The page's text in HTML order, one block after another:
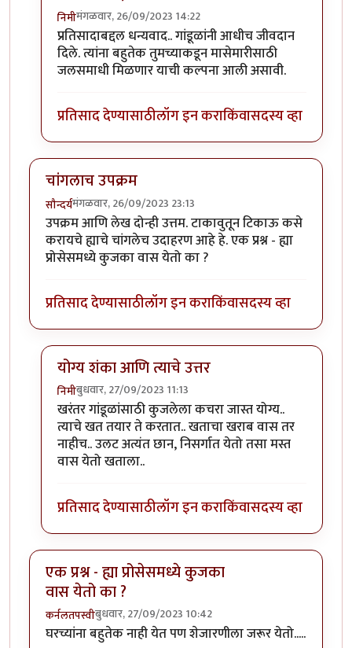
निमीमंगळवार, 26/09/2023 14:22
In reply toछान. खत प्रकल्प आवडला. आमच्याby
प्रतिसादाबद्दल धन्यवाद.. गांडूळांनी आधीच जीवदान
दिले. त्यांना बहुतेक तुमच्याकडून मासेमारीसाठी
जलसमाधी मिळणार याची कल्पना आली असावी.
प्रतिसाद देण्यासाठीलॉग इन कराकिंवासदस्य व्हा
चांगलाच उपक्रम
सौन्दर्यमंगळवार, 26/09/2023 23:13
उपक्रम आणि लेख दोन्ही उत्तम. टाकावुतून टिकाऊ कसे
करायचे ह्याचे चांगलेच उदाहरण आहे हे. एक प्रश्न - ह्या
प्रोसेसमध्ये कुजका वास येतो का ?
प्रतिसाद देण्यासाठीलॉग इन कराकिंवासदस्य व्हा
योग्य शंका आणि त्याचे उत्तर
निमीबुधवार, 27/09/2023 11:13
In reply toचांगलाच उपक्रमbyसौन्दर्य
खरंतर गांडूळांसाठी कुजलेला कचरा जास्त योग्य..
त्याचे खत तयार ते करतात.. खताचा खराब वास तर
नाहीच.. उलट अत्यंत छान, निसर्गात येतो तसा मस्त
वास येतो खताला..
प्रतिसाद देण्यासाठीलॉग इन कराकिंवासदस्य व्हा
एक प्रश्न - ह्या प्रोसेसमध्ये कुजका
वास येतो का ?
कर्नलतपस्वीबुधवार, 27/09/2023 10:42
घरच्यांना बहुतेक नाही येत पण शेजारणीला जरूर येतो.....